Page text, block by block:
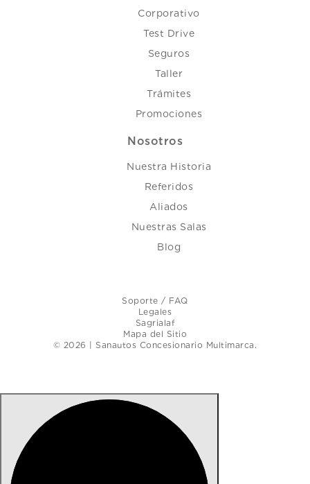
Corporativo
Test Drive
Seguros
Taller
Trámites
Promociones
Nosotros
Nuestra Historia
Referidos
Aliados
Nuestras Salas
Blog
Soporte / FAQ
Legales
Sagrialaf
Mapa del Sitio
© 2026 | Sanautos Concesionario Multimarca.